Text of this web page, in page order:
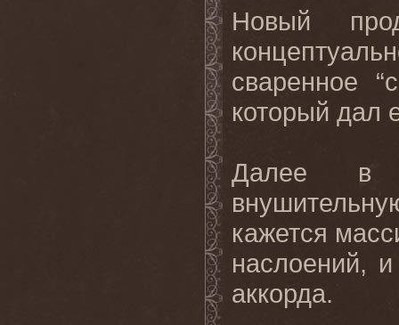
Новый
сваренное
который дал
Далее в
кажется
наслоений,
аккорда.